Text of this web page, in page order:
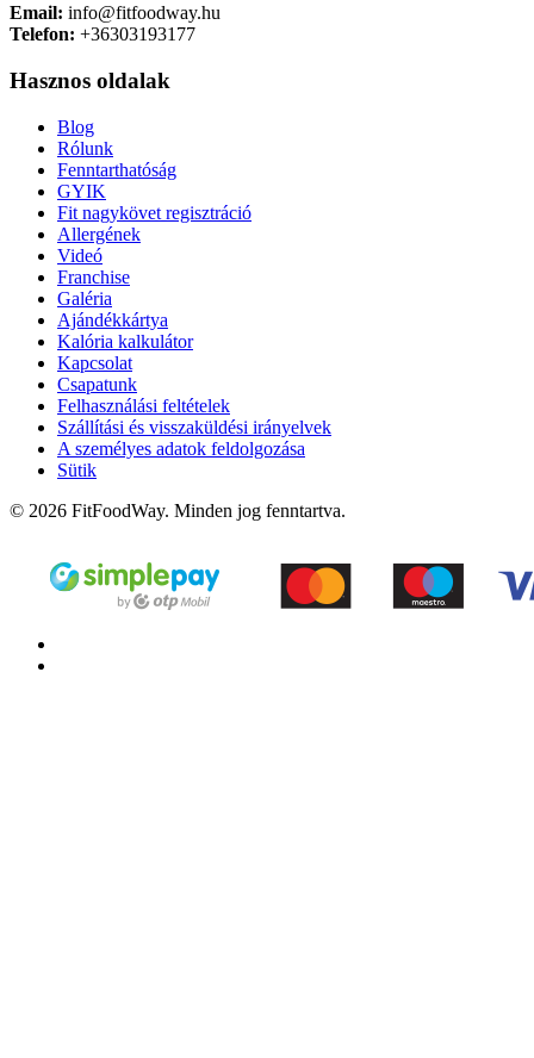
Email: info@fitfoodway.hu
Telefon: +36303193177
Hasznos oldalak
Blog
Rólunk
Fenntarthatóság
GYIK
Fit nagykövet regisztráció
Allergének
Videó
Franchise
Galéria
Ajándékkártya
Kalória kalkulátor
Kapcsolat
Csapatunk
Felhasználási feltételek
Szállítási és visszaküldési irányelvek
A személyes adatok feldolgozása
Sütik
© 2026 FitFoodWay. Minden jog fenntartva.